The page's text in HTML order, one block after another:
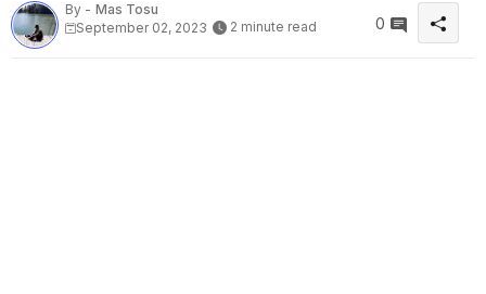
By - Mas Tosu
September 02, 2023
2 minute read 0